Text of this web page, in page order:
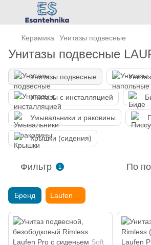
Керамика Унитазы подвесные
Унитазы подвесные
Унитазы подвесные
Унитазы с инсталляцией
Умывальники и раковины
Крышки (сидения)
Фильтр 1 По
Бренд Laufen